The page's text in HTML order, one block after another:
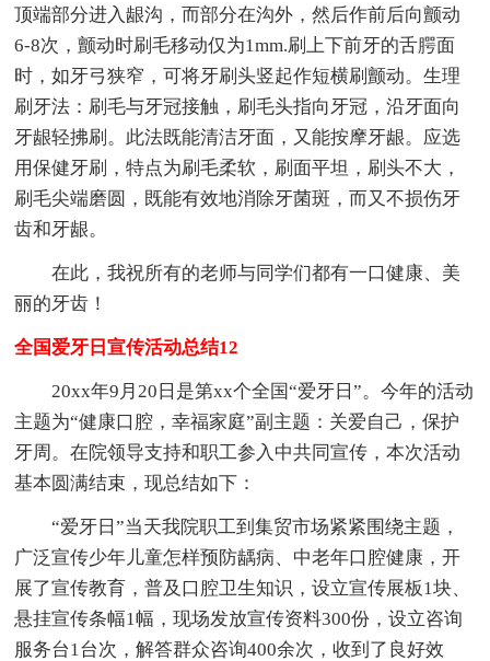
顶端部分进入龈沟，而部分在沟外，然后作前后向颤动
6-8次，颤动时刷毛移动仅为1mm.刷上下前牙的舌腭面
时，如牙弓狭窄，可将牙刷头竖起作短横刷颤动。生理
刷牙法：刷毛与牙冠接触，刷毛头指向牙冠，沿牙面向
牙龈轻拂刷。此法既能清洁牙面，又能按摩牙龈。应选
用保健牙刷，特点为刷毛柔软，刷面平坦，刷头不大，
刷毛尖端磨圆，既能有效地消除牙菌斑，而又不损伤牙
齿和牙龈。
在此，我祝所有的老师与同学们都有一口健康、美
丽的牙齿！
全国爱牙日宣传活动总结12
20xx年9月20日是第xx个全国“爱牙日”。今年的活动
主题为“健康口腔，幸福家庭”副主题：关爱自己，保护
牙周。在院领导支持和职工参入中共同宣传，本次活动
基本圆满结束，现总结如下：
“爱牙日”当天我院职工到集贸市场紧紧围绕主题，
广泛宣传少年儿童怎样预防龋病、中老年口腔健康，开
展了宣传教育，普及口腔卫生知识，设立宣传展板1块、
悬挂宣传条幅1幅，现场发放宣传资料300份，设立咨询
服务台1台次，解答群众咨询400余次，收到了良好效